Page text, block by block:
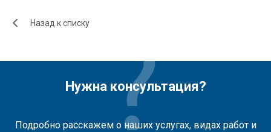
Назад к списку
Нужна консультация?
Подробно расскажем о наших услугах, видах работ и